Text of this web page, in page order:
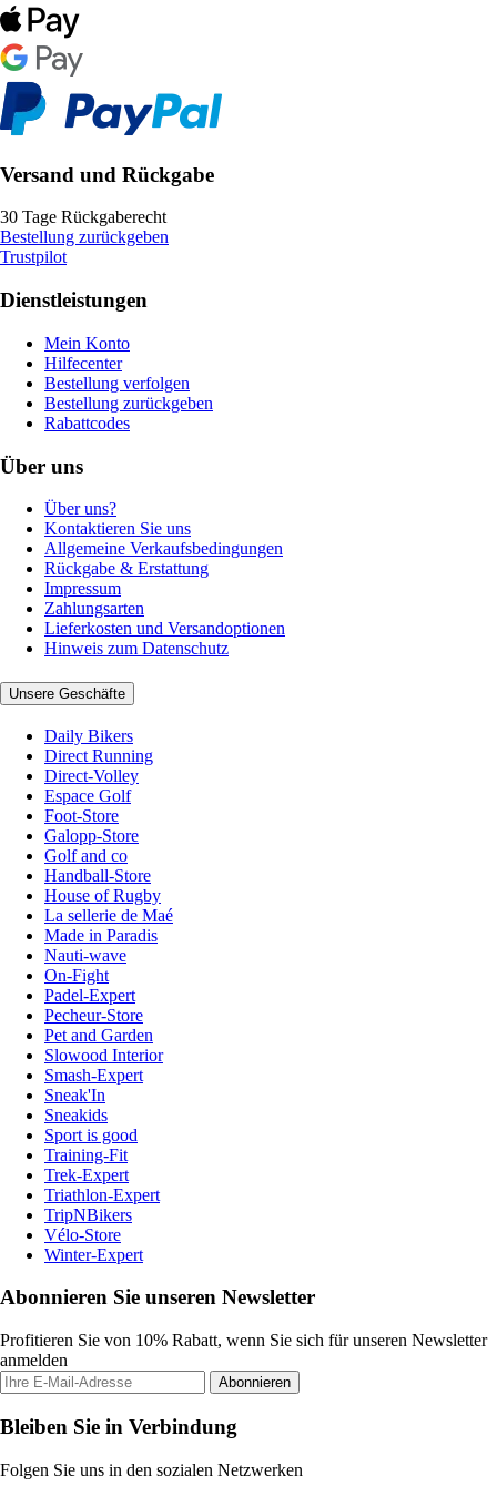
Versand und Rückgabe
30 Tage Rückgaberecht
Bestellung zurückgeben
Trustpilot
Dienstleistungen
Mein Konto
Hilfecenter
Bestellung verfolgen
Bestellung zurückgeben
Rabattcodes
Über uns
Über uns?
Kontaktieren Sie uns
Allgemeine Verkaufsbedingungen
Rückgabe & Erstattung
Impressum
Zahlungsarten
Lieferkosten und Versandoptionen
Hinweis zum Datenschutz
Unsere Geschäfte
Daily Bikers
Direct Running
Direct-Volley
Espace Golf
Foot-Store
Galopp-Store
Golf and co
Handball-Store
House of Rugby
La sellerie de Maé
Made in Paradis
Nauti-wave
On-Fight
Padel-Expert
Pecheur-Store
Pet and Garden
Slowood Interior
Smash-Expert
Sneak'In
Sneakids
Sport is good
Training-Fit
Trek-Expert
Triathlon-Expert
TripNBikers
Vélo-Store
Winter-Expert
Abonnieren Sie unseren Newsletter
Profitieren Sie von 10% Rabatt, wenn Sie sich für unseren Newsletter
anmelden
Abonnieren
Bleiben Sie in Verbindung
Folgen Sie uns in den sozialen Netzwerken